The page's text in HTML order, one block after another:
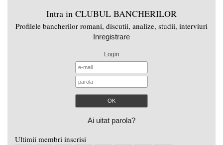
Intra in CLUBUL BANCHERILOR
Profilele bancherilor romani, discutii, analize, studii, interviuri
Inregistrare
Login
Ai uitat parola?
Ultimii membri inscrisi